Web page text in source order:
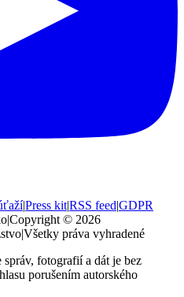
|Press kit|RSS feed|GDPR
|Copyright © 2026
|Všetky práva vyhradené
fotografií a dát je bez
porušením autorského